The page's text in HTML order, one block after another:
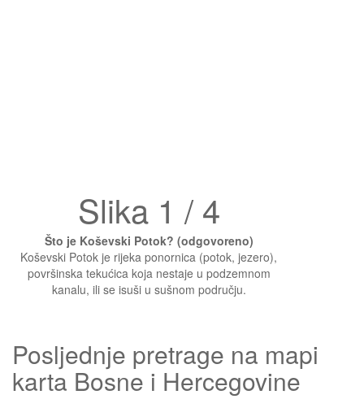
Slika 1 / 4
Što je Koševski Potok? (odgovoreno)
Koševski Potok je rijeka ponornica (potok, jezero),
površinska tekućica koja nestaje u podzemnom
kanalu, ili se isuši u sušnom području.
Posljednje pretrage na mapi
karta Bosne i Hercegovine